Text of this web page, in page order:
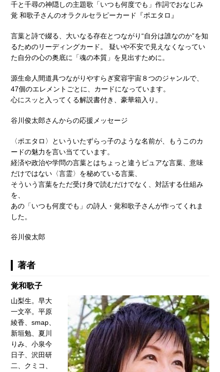
千と千尋の神隠しの主題歌「いつも何度でも」作詞でおなじみ
覚 和歌子さんのオラクルセラピーカード『ポエタロ』
言葉と詩で綴る、大いなる存在とつながり“自分は誰なのか”を知
るためのリーディングカード。 疑いや不安で見えなくなってい
た自分の心の奥底に「魂の本質」を見出すために。
源生命人間道具つながりやすらぎ変容宇宙８つのジャンルで、
47個のエレメントごとに、カードになっています。
心にスッと入ってくる解説書付き、豪華箱入り。
谷川俊太郎さんからの応援メッセージ
〈ポエタロ〉といういたずらっ子のような名前が、もうこのカ
ードの魅力を言い当てています。
経済や政治や学問の言葉とはちょっと違うピュアな言葉、意味
だけではない〈言霊〉を秘めている言葉、
そういう言葉をただ受け身で読むだけでなく、対話する仕組み
を、
あの「いつも何度でも」の詩人・覚和歌子さんが作ってくれま
した。
谷川俊太郎
著者
覚和歌子
山梨生。早大
一文卒。平原
綾香、smap、
新垣勉、夏川
りみ、小泉今
日子、沢田研
二、クミコ、